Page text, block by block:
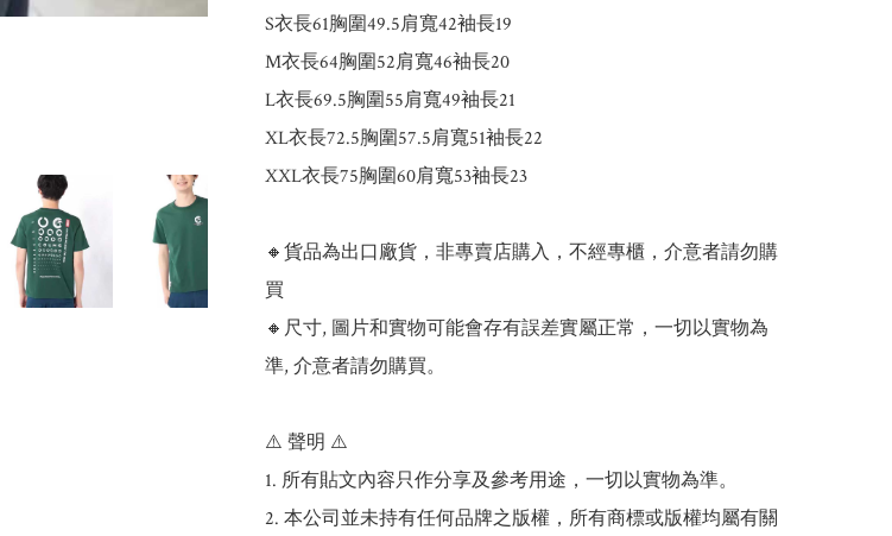
S衣長61胸圍49.5肩寬42袖長19
M衣長64胸圍52肩寬46袖長20
L衣長69.5胸圍55肩寬49袖長21
XL衣長72.5胸圍57.5肩寬51袖長22
XXL衣長75胸圍60肩寬53袖長23
🔸貨品為出口廠貨，非專賣店購入，不經專櫃，介意者請勿購
買
🔸尺寸, 圖片和實物可能會存有誤差實屬正常，一切以實物為
準, 介意者請勿購買。
⚠️ 聲明 ⚠️
1. 所有貼文內容只作分享及參考用途，一切以實物為準。
2. 本公司並未持有任何品牌之版權，所有商標或版權均屬有關